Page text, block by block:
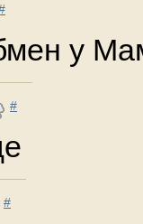
у
#
#